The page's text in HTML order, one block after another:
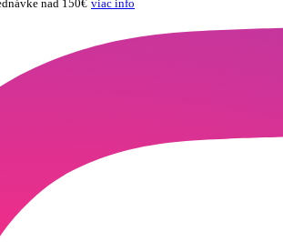
nad 150€ viac info